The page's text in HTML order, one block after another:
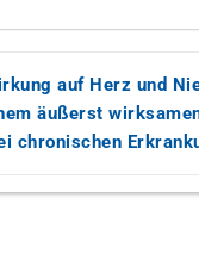
auf Herz und
äußerst
chronischen